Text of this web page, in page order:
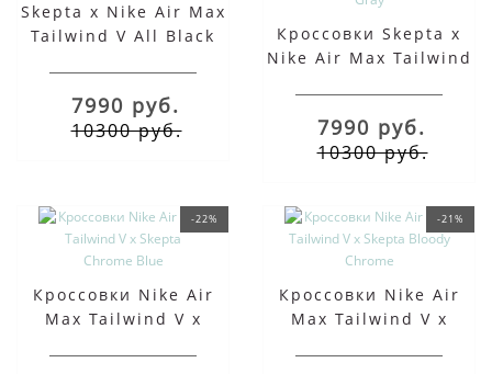
Skepta x Nike Air Max
Tailwind V All Black
7990 руб.
10300 руб.
Кроссовки Skepta x
Nike Air Max Tailwind
7990 руб.
10300 руб.
-22%
Кроссовки Nike Air
Max Tailwind V x
-21%
Кроссовки Nike Air
Max Tailwind V x